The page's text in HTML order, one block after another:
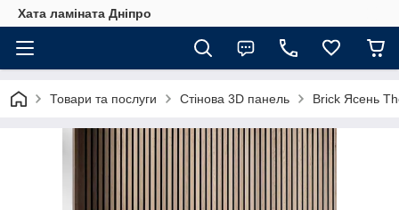
Хата ламіната Дніпро
Товари та послуги Стінова 3D панель Brick Ясень